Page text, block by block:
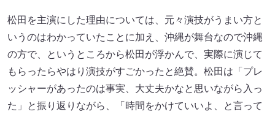
松田を主演にした理由については、元々演技がうまい方と
いうのはわかっていたことに加え、沖縄が舞台なので沖縄
の方で、というところから松田が浮かんで、実際に演じて
もらったらやはり演技がすごかったと絶賛。松田は「プレ
ッシャーがあったのは事実、大丈夫かなと思いながら入っ
た」と振り返りながら、「時間をかけていいよ、と言って